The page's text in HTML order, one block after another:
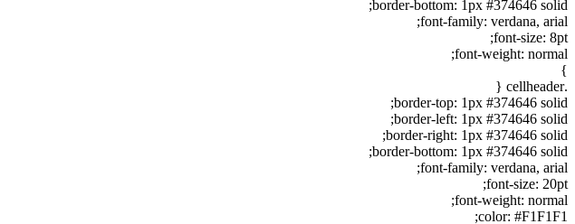
border-bottom: 1px #374646 solid;
font-family: verdana, arial;
font-size: 8pt;
font-weight: normal;
}
.cellheader {
border-top: 1px #374646 solid;
border-left: 1px #374646 solid;
border-right: 1px #374646 solid;
border-bottom: 1px #374646 solid;
font-family: verdana, arial;
font-size: 20pt;
font-weight: normal;
color: #F1F1F1;